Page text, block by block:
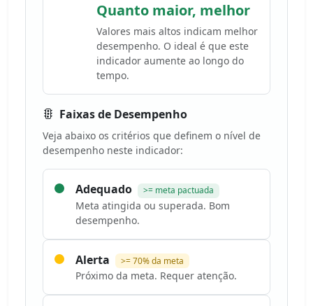
Quanto maior, melhor
Valores mais altos indicam melhor
desempenho. O ideal é que este
indicador aumente ao longo do
tempo.
Faixas de Desempenho
Veja abaixo os critérios que definem o nível de
desempenho neste indicador:
Adequado >= meta pactuada
Meta atingida ou superada. Bom
desempenho.
Alerta >= 70% da meta
Próximo da meta. Requer atenção.